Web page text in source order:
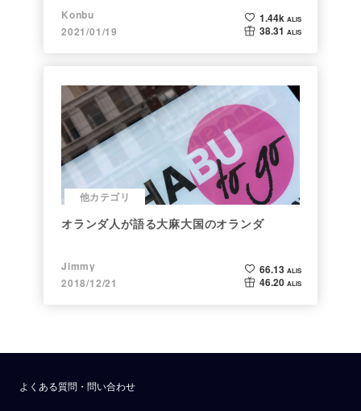
まで。注目される非証券性🐶
Konbu
2021/01/19
1.44k ALIS
38.31 ALIS
他カテゴリ
オランダ人が語る大麻大国のオランダ
Jimmy
2018/12/21
66.13 ALIS
46.20 ALIS
よくある質問・問い合わせ